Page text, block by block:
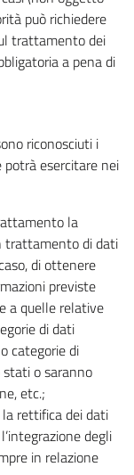
può richiedere
trattamento dei
a pena di
riconosciuti i
esercitare nei
la
trattamento di dati
di ottenere
previste
a quelle relative
di dati
categorie di
o saranno
etc.;
rettifica dei dati
degli
in relazione